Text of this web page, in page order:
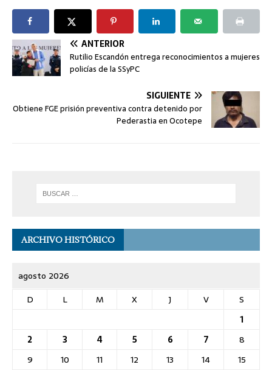
ANTERIOR
Rutilio Escandón entrega reconocimientos a mujeres
policías de la SSyPC
SIGUIENTE
Obtiene FGE prisión preventiva contra detenido por
Pederastia en Ocotepe
ARCHIVO HISTÓRICO
agosto 2026
D
L M X J V
S
1
2
3 4 5 6 7
8
9
10 11 12 13 14
15